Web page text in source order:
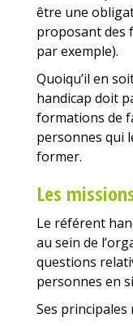
être une
proposant des
par exemple).
Quoiqu’il en
handicap doit
formations de
personnes qui
former.
Les
Le référent
au sein de
questions
personnes en
Ses principales